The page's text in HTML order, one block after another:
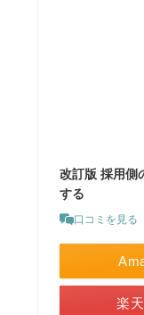
改訂版 採用側
する
口コミを見る
楽